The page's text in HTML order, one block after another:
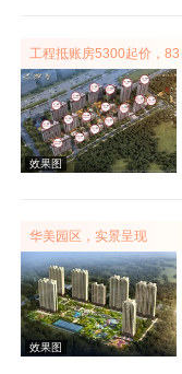
效果图
效果图
工程抵账房5300起价，
华美园区，实景呈现